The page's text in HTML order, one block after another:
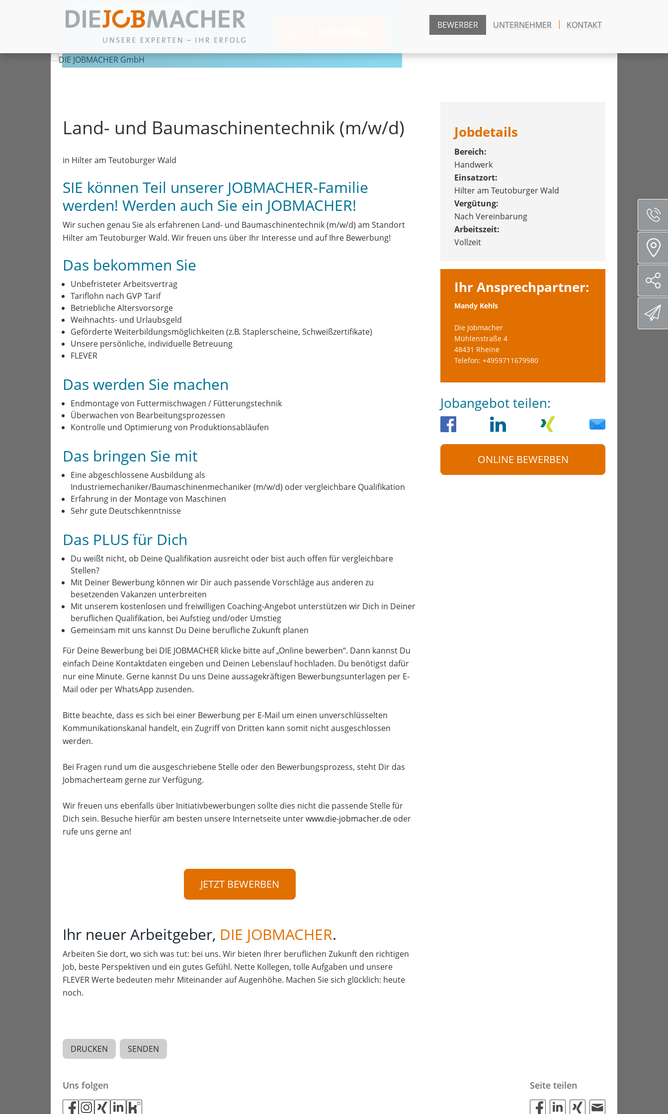
Zum Inhalt springen
BEWERBER UNTERNEHMER KONTAKT
Land- und Baumaschinentechnik (m/w/d)
in Hilter am Teutoburger Wald
SIE können Teil unserer JOBMACHER-Familie
werden! Werden auch Sie ein JOBMACHER!
Wir suchen genau Sie als erfahrenen Land- und Baumaschinentechnik (m/w/d) am Standort
Hilter am Teutoburger Wald. Wir freuen uns über Ihr Interesse und auf Ihre Bewerbung!
Das bekommen Sie
Unbefristeter Arbeitsvertrag
Tariflohn nach GVP Tarif
Betriebliche Altersvorsorge
Weihnachts- und Urlaubsgeld
Geförderte Weiterbildungsmöglichkeiten (z.B. Staplerscheine, Schweißzertifikate)
Unsere persönliche, individuelle Betreuung
FLEVER
Das werden Sie machen
Endmontage von Futtermischwagen / Fütterungstechnik
Überwachen von Bearbeitungsprozessen
Kontrolle und Optimierung von Produktionsabläufen
Das bringen Sie mit
Eine abgeschlossene Ausbildung als
Industriemechaniker/Baumaschinenmechaniker(m/w/d) oder vergleichbare Qualifikation
Erfahrung in der Montage von Maschinen
Sehr gute Deutschkenntnisse
Das PLUS für Dich
Du weißt nicht, ob Deine Qualifikation ausreicht oder bist auch offen für vergleichbare
Stellen?
Mit Deiner Bewerbung können wir Dir auch passende Vorschläge aus anderen zu
besetzenden Vakanzen unterbreiten
Mit unserem kostenlosen und freiwilligen Coaching-Angebot unterstützen wir Dich in Deiner
beruflichen Qualifikation, bei Aufstieg und/oder Umstieg
Gemeinsam mit uns kannst Du Deine berufliche Zukunft planen
Für Deine Bewerbung bei DIE JOBMACHER klicke bitte auf „Online bewerben“. Dann kannst Du
einfach Deine Kontaktdaten eingeben und Deinen Lebenslauf hochladen. Du benötigst dafür
nur eine Minute. Gerne kannst Du uns Deine aussagekräftigen Bewerbungsunterlagen per E-
Mail oder per WhatsApp zusenden.
Bitte beachte, dass es sich bei einer Bewerbung per E-Mail um einen unverschlüsselten
Kommunikationskanal handelt, ein Zugriff von Dritten kann somit nicht ausgeschlossen
werden.
Bei Fragen rund um die ausgeschriebene Stelle oder den Bewerbungsprozess, steht Dir das
Jobmacherteam gerne zur Verfügung.
Wir freuen uns ebenfalls über Initiativbewerbungen sollte dies nicht die passende Stelle für
Dich sein. Besuche hierfür am besten unsere Internetseite unterwww.die-jobmacher.de oder
rufe uns gerne an!
JETZT BEWERBEN
Ihr neuer Arbeitgeber, DIE JOBMACHER.
Arbeiten Sie dort, wo sich was tut: bei uns. Wir bieten Ihrer beruflichen Zukunft den richtigen
Job, beste Perspektiven und ein gutes Gefühl. Nette Kollegen, tolle Aufgaben und unsere
FLEVER Werte bedeuten mehr Miteinander auf Augenhöhe. Machen Sie sich glü̈cklich: heute
noch.
Jobdetails
Bereich:
Handwerk
Einsatzort:
Hilter am Teutoburger Wald
Vergütung:
Nach Vereinbarung
Arbeitszeit:
Vollzeit
Ihr Ansprechpartner:
Mandy Kehls
Die Jobmacher
Mühlenstraße 4
48431 Rheine
Telefon: +4959711679980
Jobangebot teilen:
ONLINE BEWERBEN
DRUCKEN SENDEN
Uns folgen Seite teilen